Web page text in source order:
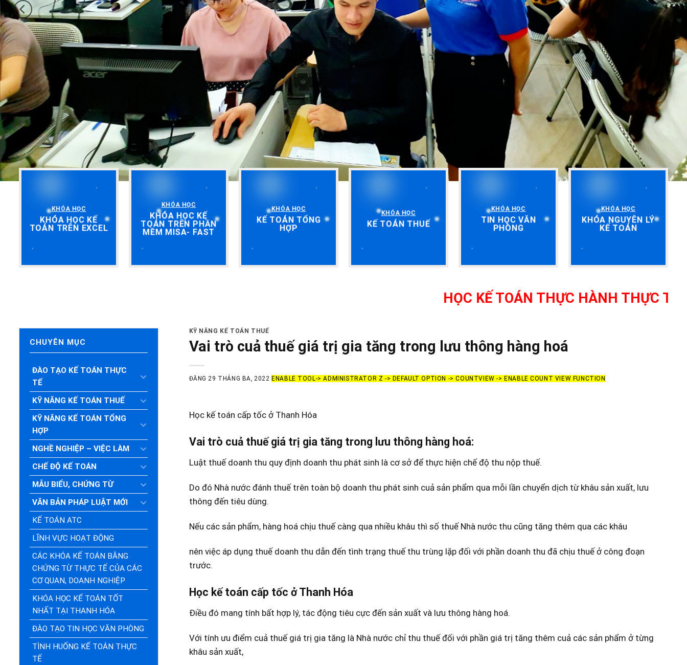
KHÓA HỌC
KHÓA HỌC KẾ
TOÁN TRÊN EXCEL
KHÓA HỌC
KHÓA HỌC KẾ
TOÁN TRÊN PHẦN
MỀM MISA- FAST
KHÓA HỌC
KẾ TOÁN TỔNG
HỢP
KHÓA HỌC
KẾ TOÁN THUẾ
KHÓA HỌC
TIN HỌC VĂN
PHÒNG
KHÓA HỌC
KHÓA NGUYÊN LÝ
KẾ TOÁN
HỌC KẾ TOÁN THỰC HÀNH THỰC TẾ TẠI THANH
CHUYÊN MỤC
ĐÀO TẠO KẾ TOÁN THỰC
TẾ
KỸ NĂNG KẾ TOÁN THUẾ
KỸ NĂNG KẾ TOÁN TỔNG
HỢP
NGHỀ NGHIỆP – VIỆC LÀM
CHẾ ĐỘ KẾ TOÁN
MẪU BIỂU, CHỨNG TỪ
VĂN BẢN PHÁP LUẬT MỚI
KẾ TOÁN ATC
LĨNH VỰC HOẠT ĐỘNG
CÁC KHÓA KẾ TOÁN BẰNG
CHỨNG TỪ THỰC TẾ CỦA CÁC
CƠ QUAN, DOANH NGHIỆP
KHÓA HỌC KẾ TOÁN TỐT
NHẤT TẠI THANH HÓA
ĐÀO TẠO TIN HỌC VĂN PHÒNG
TÌNH HUỐNG KẾ TOÁN THỰC
TẾ
KỸ NĂNG KẾ TOÁN THUẾ
Vai trò cuả thuế giá trị gia tăng trong lưu thông hàng hoá
ĐĂNG29 THÁNG BA, 2022 ENABLE TOOL-> ADMINISTRATOR Z -> DEFAULT OPTION -> COUNTVIEW -> ENABLE COUNT VIEW FUNCTION
Học kế toán cấp tốc ở Thanh Hóa
Vai trò cuả thuế giá trị gia tăng trong lưu thông hàng hoá:
Luật thuế doanh thu quy định doanh thu phát sinh là cơ sở để thực hiện chế độ thu nộp thuế.
Do đó Nhà nước đánh thuế trên toàn bộ doanh thu phát sinh cuả sản phẩm qua mỗi lần chuyển dịch từ khâu sản xuất, lưu
thông đến tiêu dùng.
Nếu các sản phẩm, hàng hoá chịu thuế càng qua nhiều khâu thì số thuế Nhà nước thu cũng tăng thêm qua các khâu
nên việc áp dụng thuế doanh thu dẫn đến tình trạng thuế thu trùng lặp đối với phần doanh thu đã chịu thuế ở công đoạn
trước.
Học kế toán cấp tốc ở Thanh Hóa
Ðiều đó mang tính bất hợp lý, tác động tiêu cực đến sản xuất và lưu thông hàng hoá.
Với tính ưu điểm cuả thuế giá trị gia tăng là Nhà nước chỉ thu thuế đối với phần giá trị tăng thêm cuả các sản phẩm ở từng
khâu sản xuất,